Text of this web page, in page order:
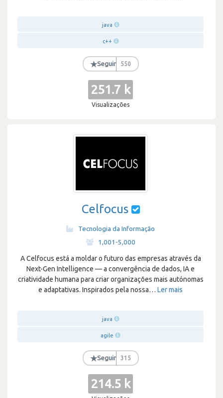
java
c++
★Seguir 550
251.7 k
Visualizações
Celfocus
Tecnologia da Informação
1,001-5,000
A Celfocus está a moldar o futuro das empresas através da
Next-Gen Intelligence — a convergência de dados, IA e
criatividade humana para criar organizações mais autónomas
e adaptativas. Inspirados pela nossa… Ler mais
java
agile
★Seguir 315
214.5 k